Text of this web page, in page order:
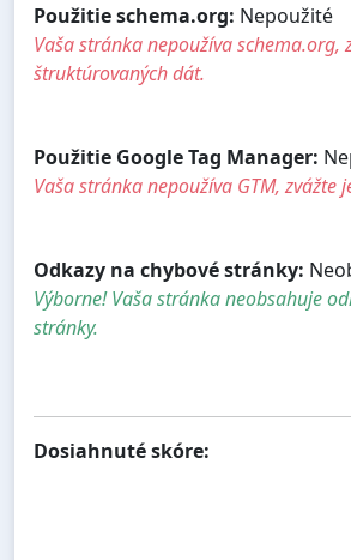
Použitie schema.org: Nepoužité
Vaša stránka nepoužíva schema.org,
štruktúrovaných dát.
Použitie Google Tag Manager:
Vaša stránka nepoužíva GTM, zvážte
Odkazy na chybové stránky:
Výborne! Vaša stránka neobsahuje
stránky.
Dosiahnuté skóre: